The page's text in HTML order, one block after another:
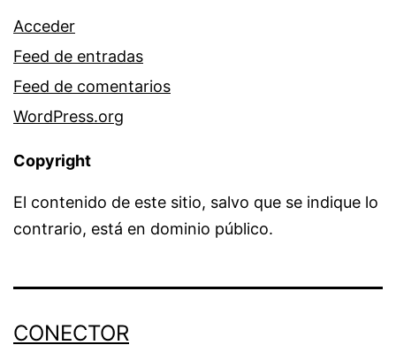
Acceder
Feed de entradas
Feed de comentarios
WordPress.org
Copyright
El contenido de este sitio, salvo que se indique lo
contrario, está en dominio público.
CONECTOR